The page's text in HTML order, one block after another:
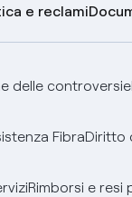
e reclami
delle controversie
FibraDiritto
Rimborsi e resi